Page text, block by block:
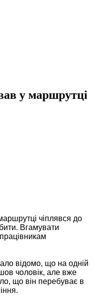
у маршрутці
чіплявся до
Вгамувати
відомо, що на одній
чоловік, але вже
що він перебуває в